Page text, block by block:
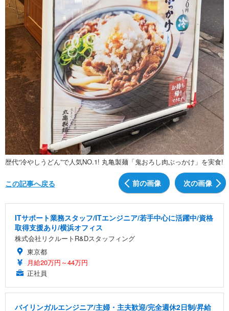
歴代“冷やしうどん”で人気NO.1! 丸亀製麺「鬼おろし肉ぶっかけ」を実食!
前の画像 次の画像
この記事へ戻る
ITサポート業務スタッフ/ITエンジニア/若手中心に活躍中/資格
取得支援あり/横浜オフィス
株式会社リクルートR&Dスタッフィング
東京都
月給20万円～44万円
正社員
バイリンガルエンジニア/主婦・主夫歓迎/完全週休2日制/昇給